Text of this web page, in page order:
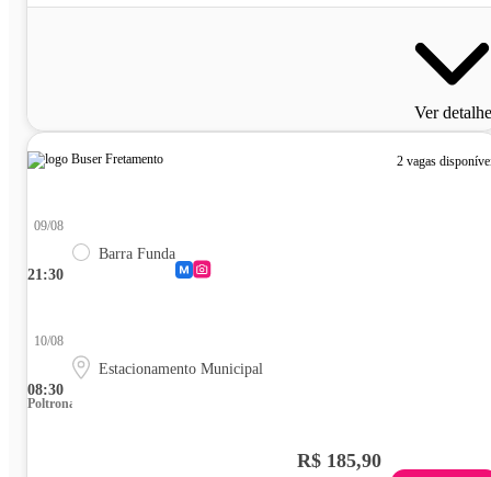
Ver
2 vagas
21:30
09/08
Barra Funda
08:30
10/08
Estacionamento Municipal
Poltrona
R$ 185,90